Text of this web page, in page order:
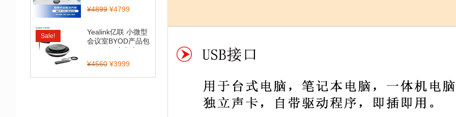
¥4899 ¥4799
Sale!
Yealink亿联 小微型
会议室BYOD产品包
（CP900全向麦...
¥4560 ¥3999